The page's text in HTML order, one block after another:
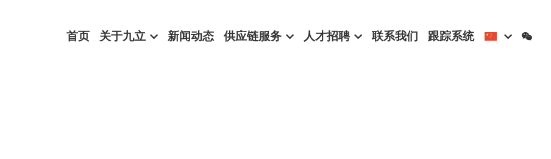
首页 关于九立 新闻动态 供应链服务 人才招聘 联系我们 跟踪系统